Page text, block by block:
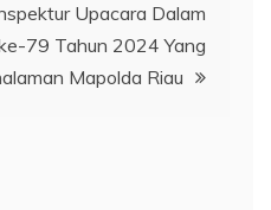
Upacara Dalam
79 Tahun 2024 Yang
Mapolda Riau